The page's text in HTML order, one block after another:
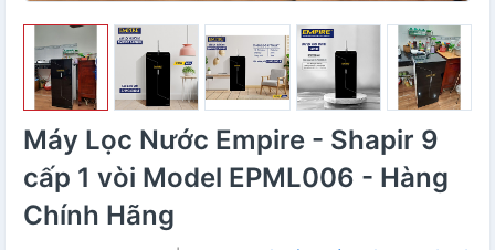
Máy Lọc Nước Empire - Shapir 9
cấp 1 vòi Model EPML006 - Hàng
Chính Hãng